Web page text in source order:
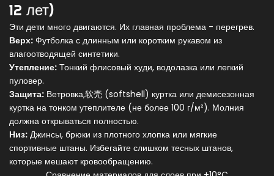
12 лет)
Эти дети много двигаются. Их главная проблема - перегрев.
Верх: Футболка с длинным или коротким рукавом из
влагоотводящей синтетики.
Утепление: Тонкий флисовый худи, водолазка или легкий
пуловер.
Защита: Ветровка,软壳 (softshell) куртка или демисезонная
куртка на тонком утеплителе (не более 100 г/м²). Молния
должна открываться полностью.
Низ: Джинсы, брюки из плотного хлопка или мягкие
спортивные штаны. Избегайте слишком тесных штанов,
которые мешают кровообращению.